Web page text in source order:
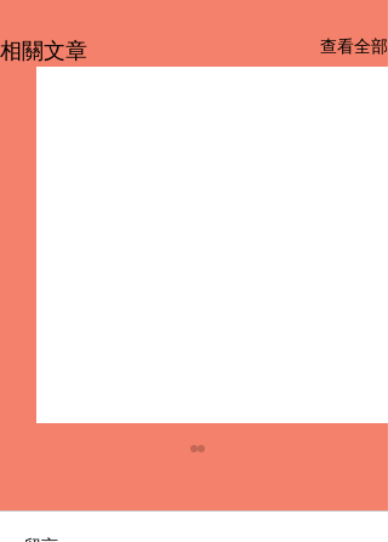
相關文章 查看全部